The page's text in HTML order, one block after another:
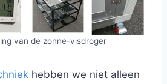
van de zonne-visdroger
hebben we niet alleen